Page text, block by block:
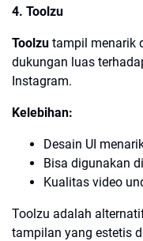
4. Toolzu
Toolzu tampil menarik
dukungan luas
Instagram.
Kelebihan:
Desain UI
Bisa digunakan
Kualitas video
Toolzu adalah
tampilan yang estetis